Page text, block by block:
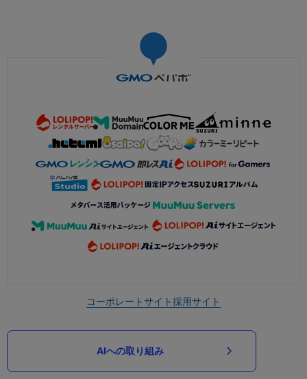
コーポレートサイト採用サイト
AIへの取り組み